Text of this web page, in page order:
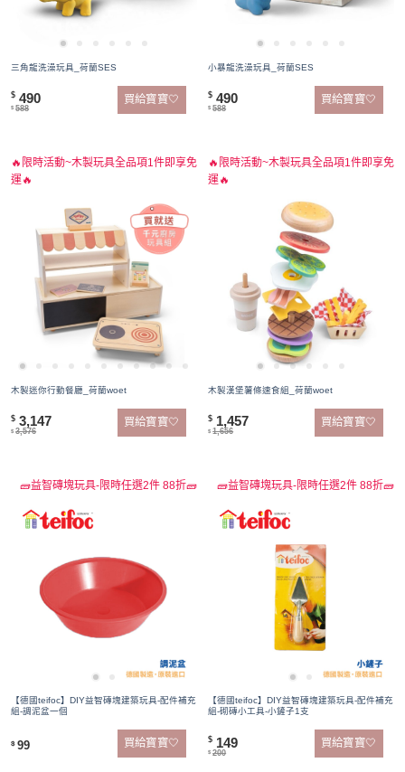
三角龍洗澡玩具_荷蘭SES
$ 490
$ 588
買給寶寶🤍
小暴龍洗澡玩具_荷蘭SES
$ 490
$ 588
買給寶寶🤍
🔥限時活動~木製玩具全品項1件即享免
運🔥
木製迷你行動餐廳_荷蘭woet
$ 3,147
$ 3,576
買給寶寶🤍
🔥限時活動~木製玩具全品項1件即享免
運🔥
木製漢堡薯條速食組_荷蘭woet
$ 1,457
$ 1,656
買給寶寶🤍
🧱益智磚塊玩具-限時任選2件 88折🧱
【德國teifoc】DIY益智磚塊建築玩具-配件補充
組-調泥盆一個
$ 99 買給寶寶🤍
🧱益智磚塊玩具-限時任選2件 88折🧱
【德國teifoc】DIY益智磚塊建築玩具-配件補充
組-砌磚小工具-小鏟子1支
$ 149
$ 200
買給寶寶🤍